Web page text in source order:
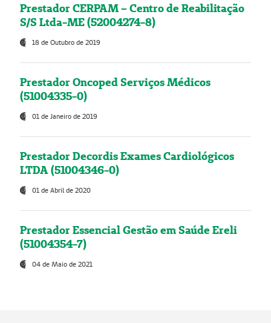
Prestador CERPAM – Centro de Reabilitação
S/S Ltda-ME (52004274-8)
18 de Outubro de 2019
Prestador Oncoped Serviços Médicos
(51004335-0)
01 de Janeiro de 2019
Prestador Decordis Exames Cardiológicos
LTDA (51004346-0)
01 de Abril de 2020
Prestador Essencial Gestão em Saúde Ereli
(51004354-7)
04 de Maio de 2021